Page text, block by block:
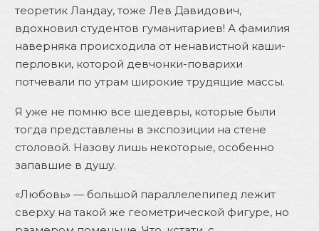
теоретик Ландау, тоже Лев Давидович,
вдохновил студентов гуманитариев! А фамилия
наверняка происходила от ненавистной каши-
перловки, которой девчонки-поварихи
потчевали по утрам широкие трудящие массы.
Я уже не помню все шедевры, которые были
тогда представлены в экспозиции на стене
столовой. Назову лишь некоторые, особенно
запавшие в душу.
«Любовь» — большой параллелепипед лежит
сверху на такой же геометрической фигуре, но